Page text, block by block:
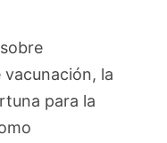
la
para la